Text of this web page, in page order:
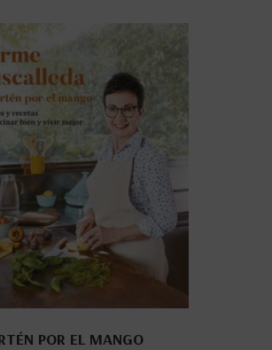
POR EL MANGO